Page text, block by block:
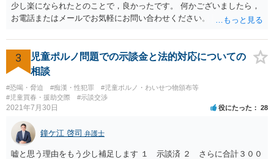
少し楽になられたとのことで，良かったです。 何かございましたら，
お電話またはメールでお気軽にお問い合わせください。
3
児童ポルノ問題での示談金と法的対応についての
相談
#恐喝・脅迫 #痴漢・性犯罪
#児童ポルノ・わいせつ物頒布等
#児童買春・援助交際
#示談交渉
2021年7月30日 役にたった 28
鐘ケ江 啓司 弁護士
嘘と思う理由をもう少し補足します １ 示談済 ２ さらに合計３００